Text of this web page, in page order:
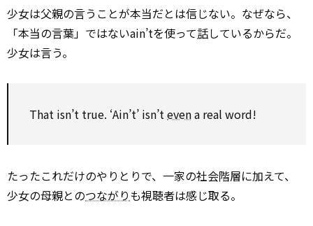
少女は父親の言うことが本当だとは信じない。なぜなら、
「本当の言葉」ではないain’tを使って話しているからだ。
少女は言う。
That isn’t true. ‘Ain’t’ isn’t evena real word!
たったこれだけのやりとりで、一家の社会階層に加えて、
少女の母親とのつながりも視聴者は感じ取る。